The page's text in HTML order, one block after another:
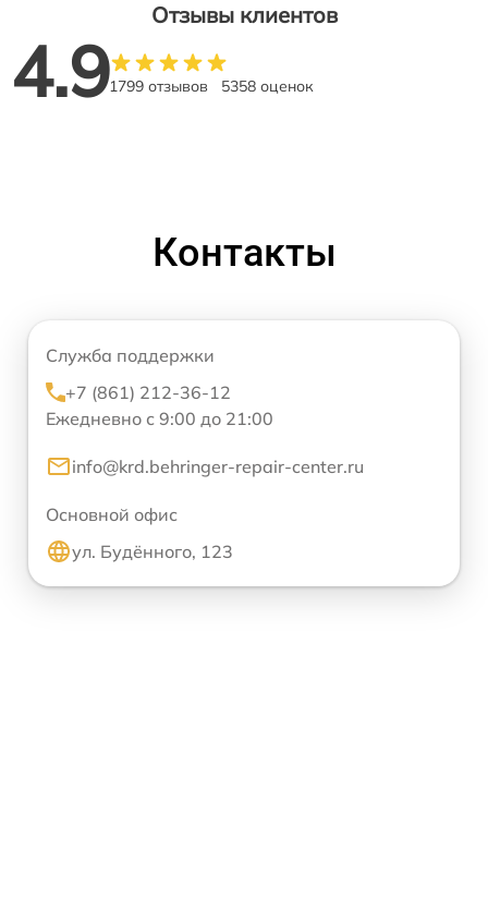
Отзывы клиентов
4.91799 отзывов 5358 оценок
Контакты
Служба поддержки
+7 (861) 212-36-12
Ежедневно с 9:00 до 21:00
info@krd.behringer-repair-center.ru
Основной офис
ул. Будённого, 123